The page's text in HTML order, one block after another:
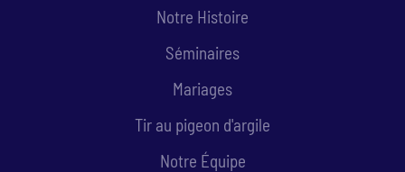
Notre Histoire
Séminaires
Mariages
Tir au pigeon d'argile
Notre Équipe